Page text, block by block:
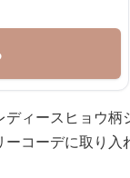
ィースヒョウ柄
コーデに取り入